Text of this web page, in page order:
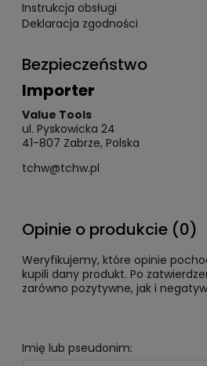
Instrukcja obsługi
Deklaracja zgodności
Bezpieczeństwo
Importer
Value Tools
ul. Pyskowicka 24
41-807 Zabrze, Polska
tchw@tchw.pl
Opinie o produkcie (0)
Weryfikujemy, które opinie
kupili dany produkt. Po
zarówno pozytywne, jak i
Imię lub pseudonim: